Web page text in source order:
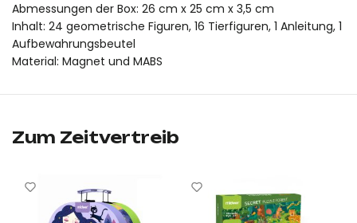
Abmessungen der Box: 26 cm x 25 cm x 3,5 cm
Inhalt: 24 geometrische Figuren, 16 Tierfiguren, 1 Anleitung, 1
Aufbewahrungsbeutel
Material: Magnet und MABS
Magnetbausteine – Warme Farbpalette (20 Teile) mideer ist
Magnetbausteine – Warme Farbpalette (20 Teile) mideer ist
Zum Zeitvertreib